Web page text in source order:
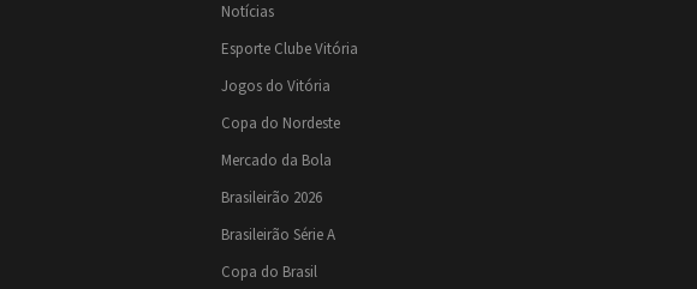
Notícias
Esporte Clube Vitória
Jogos do Vitória
Copa do Nordeste
Mercado da Bola
Brasileirão 2026
Brasileirão Série A
Copa do Brasil